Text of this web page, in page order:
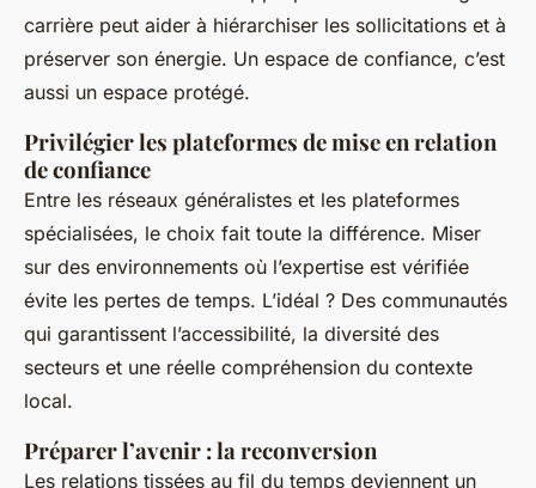
carrière peut aider à hiérarchiser les sollicitations et à
préserver son énergie. Un espace de confiance, c’est
aussi un espace protégé.
Privilégier les plateformes de mise en relation
de confiance
Entre les réseaux généralistes et les plateformes
spécialisées, le choix fait toute la différence. Miser
sur des environnements où l’expertise est vérifiée
évite les pertes de temps. L’idéal ? Des communautés
qui garantissent l’accessibilité, la diversité des
secteurs et une réelle compréhension du contexte
local.
Préparer l’avenir : la reconversion
Les relations tissées au fil du temps deviennent un